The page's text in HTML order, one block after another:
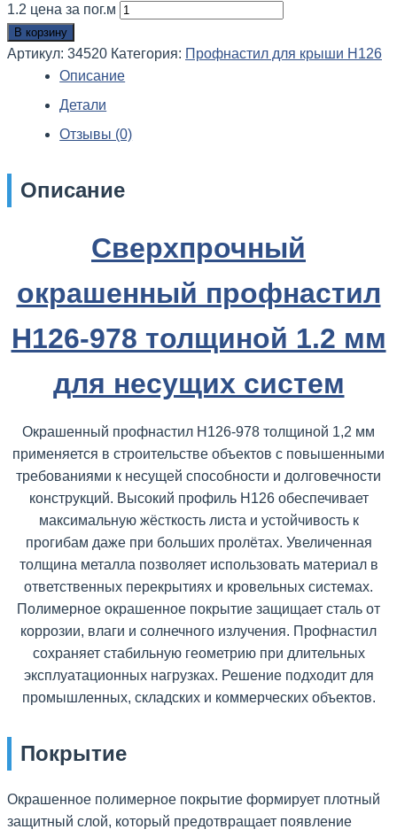
1.2 цена за пог.м
В корзину
Артикул: 34520 Категория: Профнастил для крыши Н126
Описание
Детали
Отзывы (0)
Описание
Сверхпрочный
окрашенный профнастил
Н126-978 толщиной 1.2 мм
для несущих систем
Окрашенный профнастил Н126-978 толщиной 1,2 мм
применяется в строительстве объектов с повышенными
требованиями к несущей способности и долговечности
конструкций. Высокий профиль Н126 обеспечивает
максимальную жёсткость листа и устойчивость к
прогибам даже при больших пролётах. Увеличенная
толщина металла позволяет использовать материал в
ответственных перекрытиях и кровельных системах.
Полимерное окрашенное покрытие защищает сталь от
коррозии, влаги и солнечного излучения. Профнастил
сохраняет стабильную геометрию при длительных
эксплуатационных нагрузках. Решение подходит для
промышленных, складских и коммерческих объектов.
Покрытие
Окрашенное полимерное покрытие формирует плотный
защитный слой, который предотвращает появление